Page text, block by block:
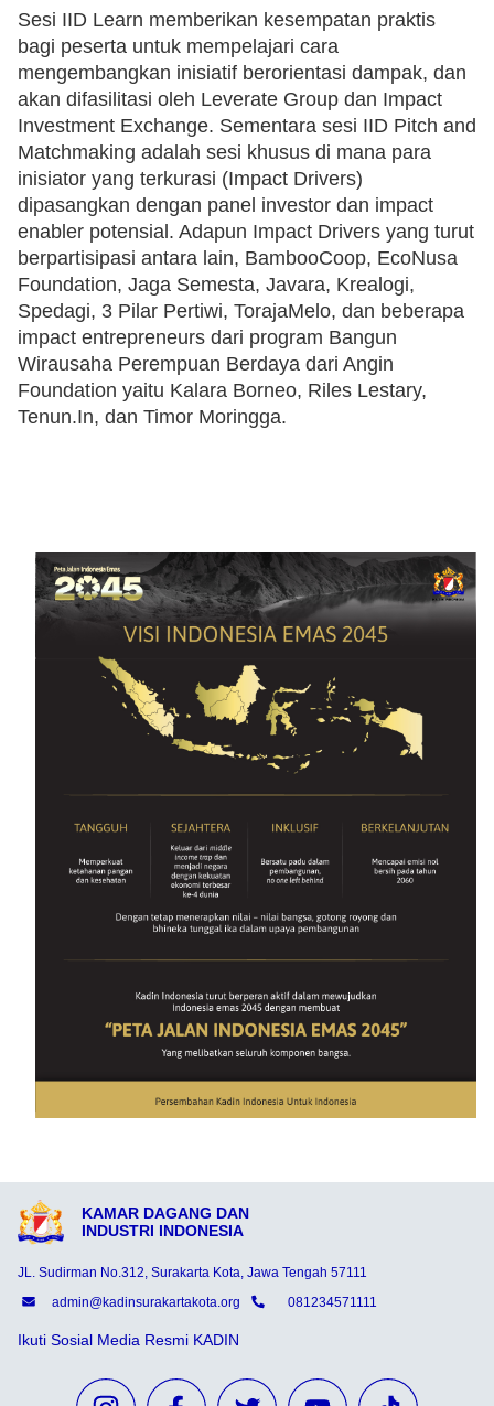
Sesi IID Learn memberikan kesempatan praktis
bagi peserta untuk mempelajari cara
mengembangkan inisiatif berorientasi dampak, dan
akan difasilitasi oleh Leverate Group dan Impact
Investment Exchange. Sementara sesi IID Pitch and
Matchmaking adalah sesi khusus di mana para
inisiator yang terkurasi (Impact Drivers)
dipasangkan dengan panel investor dan impact
enabler potensial. Adapun Impact Drivers yang turut
berpartisipasi antara lain, BambooCoop, EcoNusa
Foundation, Jaga Semesta, Javara, Krealogi,
Spedagi, 3 Pilar Pertiwi, TorajaMelo, dan beberapa
impact entrepreneurs dari program Bangun
Wirausaha Perempuan Berdaya dari Angin
Foundation yaitu Kalara Borneo, Riles Lestary,
Tenun.In, dan Timor Moringga.
KAMAR DAGANG DAN
INDUSTRI INDONESIA
JL. Sudirman No.312, Surakarta Kota, Jawa Tengah 57111
admin@kadinsurakartakota.org
081234571111
Ikuti Sosial Media Resmi KADIN